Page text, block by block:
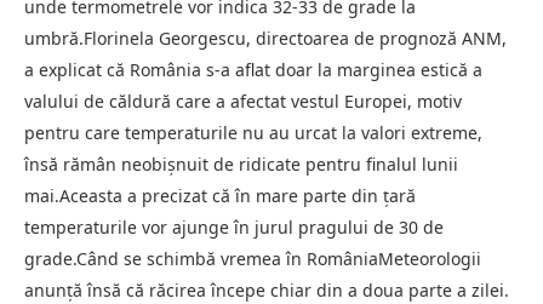
unde termometrele vor indica 32-33 de grade la
umbră.Florinela Georgescu, directoarea de prognoză ANM,
a explicat că România s-a aflat doar la marginea estică a
valului de căldură care a afectat vestul Europei, motiv
pentru care temperaturile nu au urcat la valori extreme,
însă rămân neobișnuit de ridicate pentru finalul lunii
mai.Aceasta a precizat că în mare parte din țară
temperaturile vor ajunge în jurul pragului de 30 de
grade.Când se schimbă vremea în RomâniaMeteorologii
anunță însă că răcirea începe chiar din a doua parte a zilei.